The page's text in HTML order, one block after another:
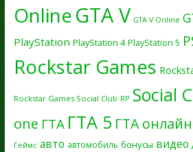
OnlineGTA V GTA V Online
PlayStation PlayStation 4 PlayStation 5
Rockstar Games
Rockstar Games Social Club RP Social
one ГТА ГТА 5 ГТА онлайн
Геймс авто автомобиль бонусы видео